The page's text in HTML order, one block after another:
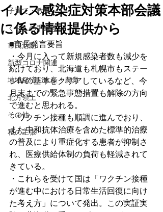
子育て・教育
くらしの手続き
市民活動
新型コロナ関連
地域経済・水産・農業
北方領土
その他
私の主張
イルス感染症対策本部会議
に係る情報提供から
■市長発言要旨
・今月に入って新規感染者数も減少を
続けており、北海道も札幌市もステー
ジⅣの基準をクリアしているなど、今
月末までの緊急事態措置も解除の方向
で進むと思われる。
・ワクチン接種も順調に進んでおり、
また中和抗体治療を含めた標準的治療
の普及により重症化する患者が抑制さ
れ、医療供給体制の負荷も軽減されて
きている。
・これらを受けて国は「ワクチン接種
が進む中における日常生活回復に向け
た考え方」について発出。この実証実